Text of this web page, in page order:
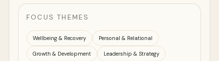
FOCUS THEMES
Wellbeing & Recovery Personal & Relational
Growth & Development Leadership & Strategy